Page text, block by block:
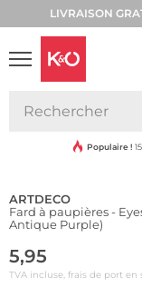
LIVRAISON
VIBES
Populaire !
ARTDECO
Fard à paupières -
Antique Purple)
5,95
TVA incluse, frais de port en